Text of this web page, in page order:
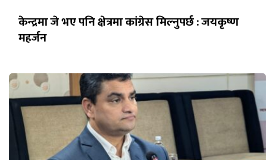
केन्द्रमा जे भए पनि क्षेत्रमा कांग्रेस मिल्नुपर्छ : जयकृष्ण
महर्जन